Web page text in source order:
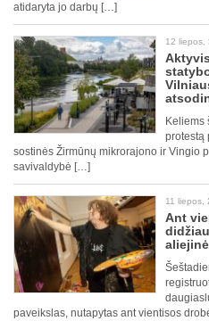
atidaryta jo darbų […]
12 liepos,
Keliems
protestą
sostinės Žirmūnų mikrorajono ir Vingio
savivaldybė […]
11 liepos,
Ant
paveikslas, nutapytas ant vientisos